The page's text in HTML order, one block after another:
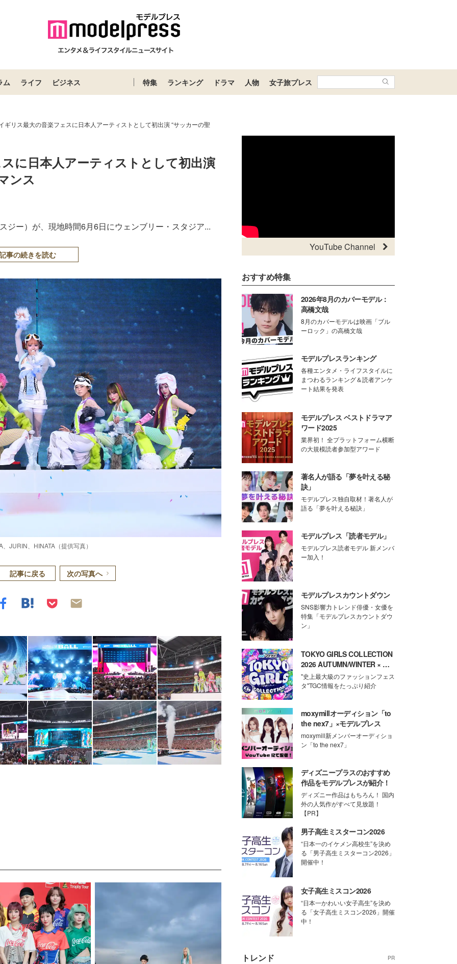
ム ライフ ビジネス 特集 ランキング ドラマ 人物 女子旅プレス
ギリス最大の音楽フェスに日本人アーティストとして初出演 “サッカーの聖
に日本人アーティストとして初出演
ンス
ジー）が、現地時間6月6日にウェンブリー・スタジア...
事の続きを読む
JURIN、HINATA（提供写真）
記事に戻る 次の写真へ
YouTube Channel
おすすめ特集
2026年8月のカバーモデル：
高橋文哉
8月のカバーモデルは映画「ブル
ーロック」の高橋文哉
モデルプレスランキング
各種エンタメ・ライフスタイルに
まつわるランキング＆読者アンケ
ート結果を発表
モデルプレス ベストドラマア
ワード2025
業界初！ 全プラットフォーム横断
の大規模読者参加型アワード
著名人が語る「夢を叶える秘
訣」
モデルプレス独自取材！著名人が
語る「夢を叶える秘訣」
モデルプレス「読者モデル」
モデルプレス読者モデル 新メンバ
ー加入！
モデルプレスカウントダウン
SNS影響力トレンド俳優・女優を
特集「モデルプレスカウントダウ
ン」
TOKYO GIRLS COLLECTION
2026 AUTUMN/WINTER × モ
デルプレス
"史上最大級のファッションフェス
タ"TGC情報をたっぷり紹介
moxymillオーディション「to
the nex7」×モデルプレス
moxymill新メンバーオーディショ
ン「to the nex7」
ディズニープラスのおすすめ
作品をモデルプレスが紹介！
ディズニー作品はもちろん！ 国内
外の人気作がすべて見放題！
【PR】
男子高生ミスターコン2026
“日本一のイケメン高校生”を決め
る「男子高生ミスターコン2026」
開催中！
女子高生ミスコン2026
“日本一かわいい女子高生”を決め
る「女子高生ミスコン2026」開催
中！
トレンド PR